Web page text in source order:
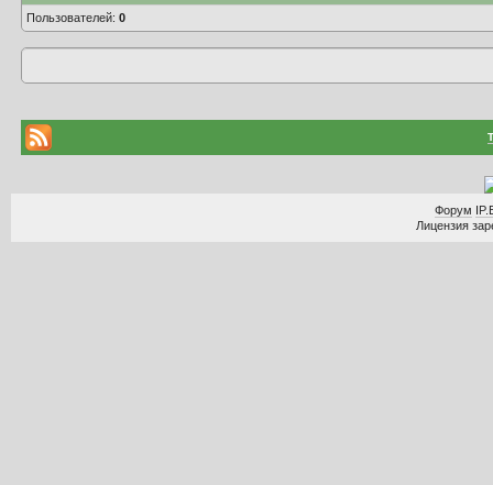
Пользователей:0
Форум
Лицензия